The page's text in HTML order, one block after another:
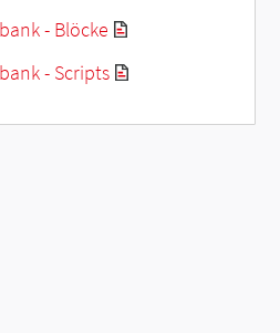
- Blöcke
- Scripts